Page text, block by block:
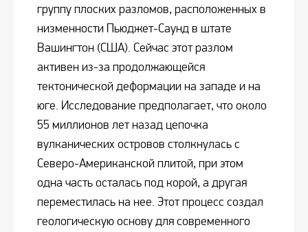
группу плоских разломов, расположенных в
низменности Пьюджет-Саунд в штате
Вашингтон (США). Сейчас этот разлом
активен из-за продолжающейся
тектонической деформации на западе и на
юге. Исследование предполагает, что около
55 миллионов лет назад цепочка
вулканических островов столкнулась с
Северо-Американской плитой, при этом
одна часть осталась под корой, а другая
переместилась на нее. Этот процесс создал
геологическую основу для современного